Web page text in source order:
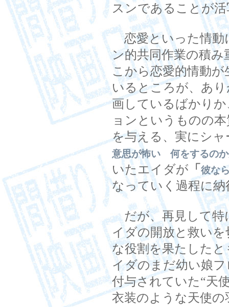
スンであることが
恋愛といった情動
ン的共同作業の積
こから恋愛的情動
いるところが、あ
画しているばかり
ョンというものの
を与える、実にシ
意思が怖い 何をするの
いたエイダが 「 彼な
なっていく過程に
だが、再見して特
イダの開放と救い
な役割を果たした
イダのまだ幼い娘
付与されていた“天
衣装のような天使